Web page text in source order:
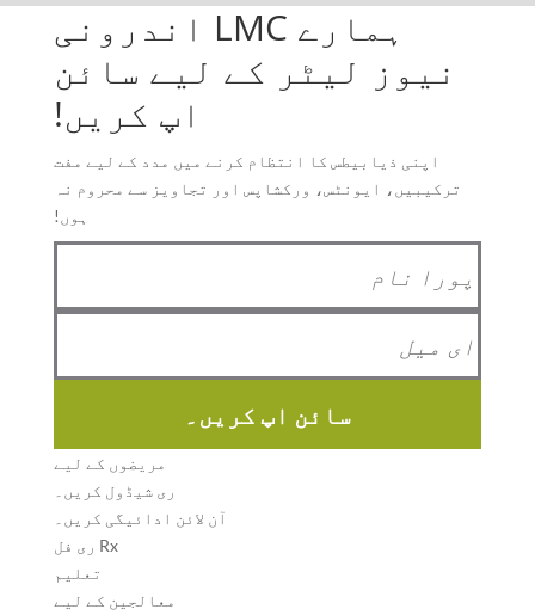
ہمارے LMC اندرونی
نیوز لیٹر کے لیے سائن
اپ کریں!
اپنی ذیابیطس کا انتظام کرنے میں مدد کے لیے مفت
ترکیبیں، ایونٹس، ورکشاپس اور تجاویز سے محروم نہ
ہوں!
سائن اپ کریں۔
مریضوں کے لیے
ری شیڈول کریں۔
آن لائن ادائیگی کریں۔
Rx ری فل
تعلیم
معالجین کے لیے